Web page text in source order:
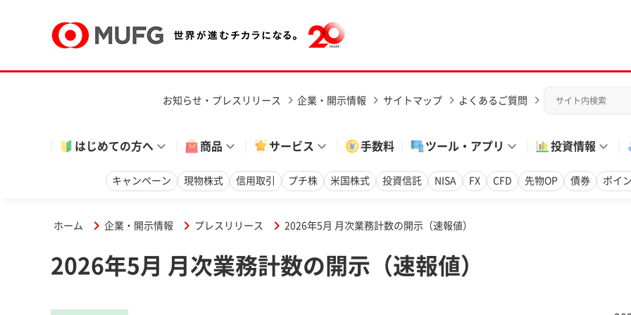
お知らせ・プレスリリース 企業・開示情報 サイトマップ よくあるご質問
はじめての方へ 商品 サービス 手数料 ツール・アプリ 投資情報
キャンペーン 現物株式 信用取引 プチ株 米国株式 投資信託 NISA FX CFD 先物OP 債券 ポイ
ホーム 企業・開示情報 プレスリリース 2026年5月 月次業務計数の開示（速報値）
2026年5月 月次業務計数の開示（速報値）